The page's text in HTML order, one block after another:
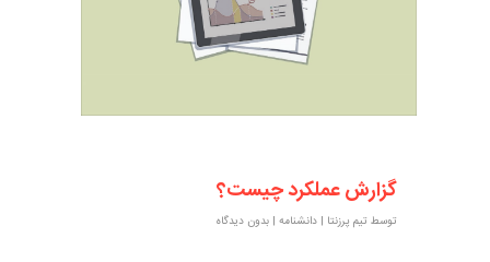
گزارش عملکرد چیست؟
توسط تیم پرزنتا |دانشنامه |بدون دیدگاه